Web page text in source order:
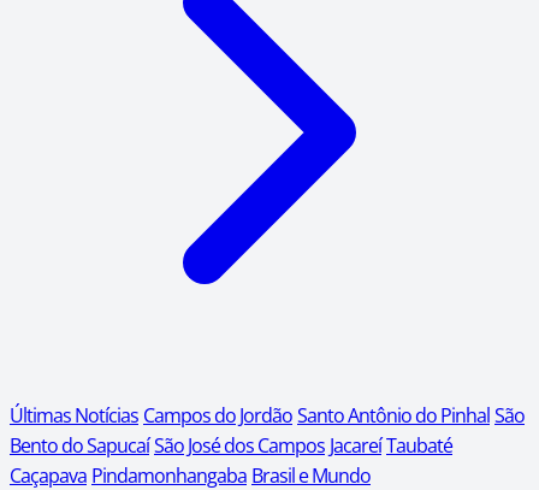
Últimas Notícias Campos do JordãoSanto Antônio do PinhalSão
Bento do SapucaíSão José dos Campos JacareíTaubaté
Caçapava Pindamonhangaba Brasil e Mundo